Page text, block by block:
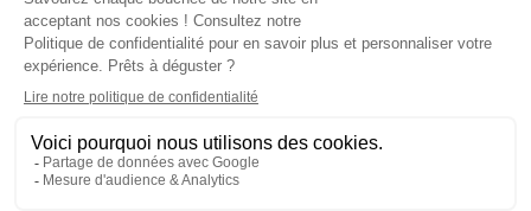
VOIR NOS PARTENAIRES
LA BOUTIQUE